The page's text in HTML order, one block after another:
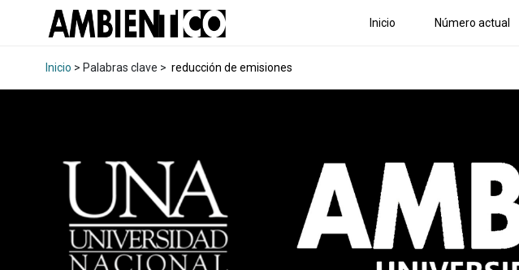
Inicio Número actual
Inicio > Palabras clave > reducción de emisiones